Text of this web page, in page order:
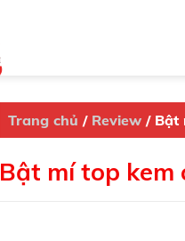
Trang chủ / Review / Bật
Bật mí top kem